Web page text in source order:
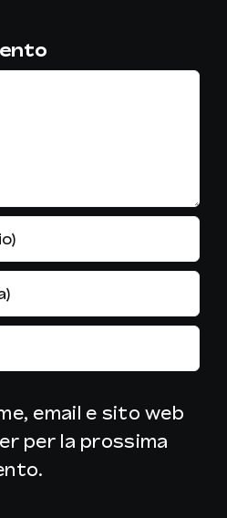
email e sito web
per la prossima